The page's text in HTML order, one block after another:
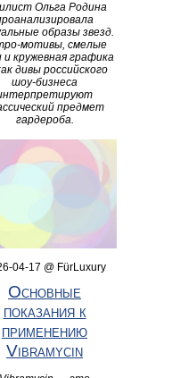
Ольга Родина
образы звезд.
мотивы, смелые
и кружевная графика
дивы российского
шоу-бизнеса
предмет
гардероба.
04-17 @ FürLuxury
Основные
показания к
применению
Vibramycin